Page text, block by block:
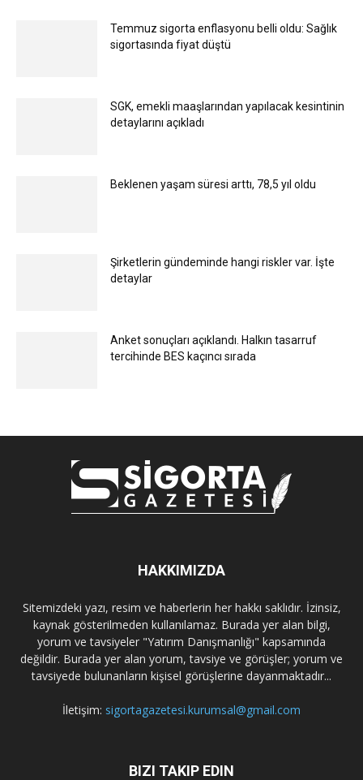
Temmuz sigorta enflasyonu belli oldu: Sağlık
sigortasında fiyat düştü
SGK, emekli maaşlarından yapılacak kesintinin
detaylarını açıkladı
Beklenen yaşam süresi arttı, 78,5 yıl oldu
Şirketlerin gündeminde hangi riskler var. İşte
detaylar
Anket sonuçları açıklandı. Halkın tasarruf
tercihinde BES kaçıncı sırada
HAKKIMIZDA
Sitemizdeki yazı, resim ve haberlerin her hakkı saklıdır. İzinsiz,
kaynak gösterilmeden kullanılamaz. Burada yer alan bilgi,
yorum ve tavsiyeler "Yatırım Danışmanlığı" kapsamında
değildir. Burada yer alan yorum, tavsiye ve görüşler; yorum ve
tavsiyede bulunanların kişisel görüşlerine dayanmaktadır...
İletişim: sigortagazetesi.kurumsal@gmail.com
BIZI TAKIP EDIN